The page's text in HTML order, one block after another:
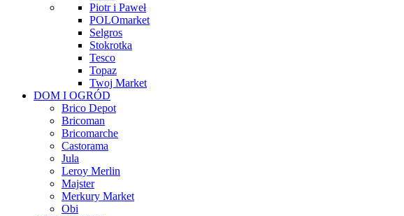
Piotr i Paweł
POLOmarket
Selgros
Stokrotka
Tesco
Topaz
Twoj Market
DOM I OGRÓD
Brico Depot
Bricoman
Bricomarche
Castorama
Jula
Leroy Merlin
Majster
Merkury Market
Obi